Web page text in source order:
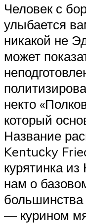
Человек с
улыбается
никакой не
может
некто
который
Название
Kentuсky
курятинка из
нам о
— курином